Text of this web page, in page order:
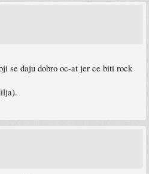
se daju dobro oc-at jer ce biti rock